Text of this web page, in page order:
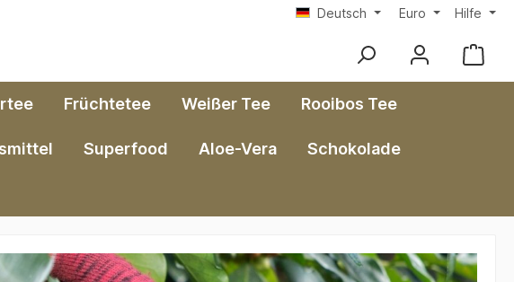
Deutsch Euro Hilfe
Früchtetee Weißer Tee Rooibos Tee
Superfood Aloe-Vera Schokolade